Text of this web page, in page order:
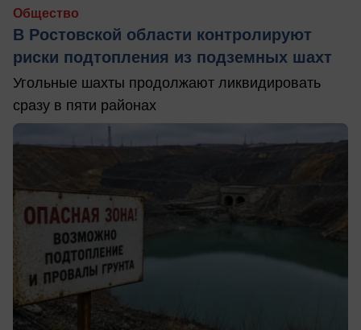
Общество
В Ростовской области контролируют
риски подтопления из подземных шахт
Угольные шахты продолжают ликвидировать
сразу в пяти районах